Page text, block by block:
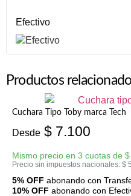
Efectivo
Productos
Cuchara Tipo Toby marca Tech
Desde $ 7.100
Mismo precio en 3 cuotas de $
Precio sin impuestos nacionales: $
5% OFF abonando con
10% OFF abonando con